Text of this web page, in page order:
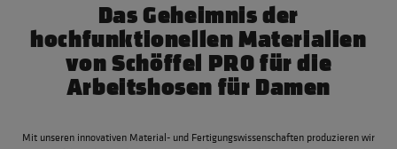
Das Geheimnis der
hochfunktionellen Materialien
von Schöffel PRO für die
Arbeitshosen für Damen
Mit unseren innovativen Material- und Fertigungswissenschaften produzieren wir